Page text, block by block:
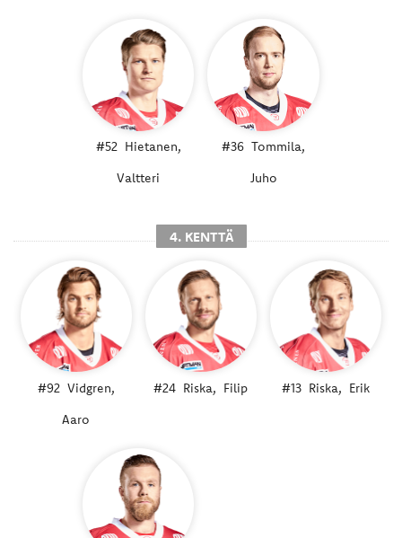
#52 Hietanen,
Valtteri
#36 Tommila,
Juho
4. KENTTÄ
#92 Vidgren,
Aaro
#24 Riska, Filip #13 Riska, Erik